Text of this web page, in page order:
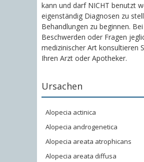
kann und darf NICHT benutzt
eigenständig Diagnosen zu
Behandlungen zu beginnen. Bei
Beschwerden oder Fragen
medizinischer Art konsultieren
Ihren Arzt oder Apotheker.
Ursachen
Alopecia actinica
Alopecia androgenetica
Alopecia areata atrophicans
Alopecia areata diffusa